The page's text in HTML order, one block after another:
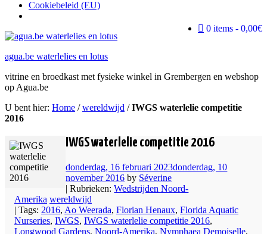
Cookiebeleid (EU)
0 items
0,00€
agua.be waterlelies en lotus
vitrine en broedkast met fysieke winkel in Grembergen en webshop
op Agua.be
U bent hier: Home /wereldwijd /IWGS waterlelie competitie
2016
IWGS waterlelie competitie 2016
donderdag, 16 februari 2023donderdag, 10
november 2016 by Séverine
| Rubrieken:Wedstrijden Noord-
Amerika wereldwijd
| Tags: 2016, Ao Weerada, Florian Henaux, Florida Aquatic
Nurseries, IWGS, IWGS waterlelie competitie 2016,
Longwood Gardens, Noord-Amerika, Nymphaea Demoiselle,